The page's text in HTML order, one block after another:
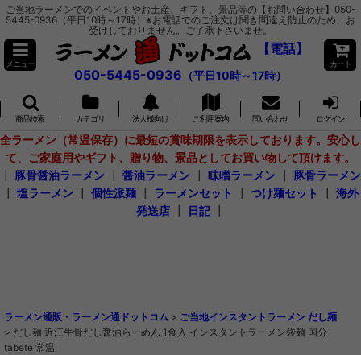
ご当地ラーメンでのイベントやお土産、ギフト、景品等の【お問い合わせ】050-
5445-0936（平日10時～17時）※お電話でのご注文は聞き間違え防止のため、お
受けしておりません。ご了承下さいませ。
メニュー
【電話】
050-5445-0936 （平日10時～17時）
カート
商品検索 カテゴリ 法人様向け ご利用案内 問い合わせ ログイン
全ラーメン（常温保存）に最短の賞味期限を表示しております。安心し
て、ご家庭用やギフト、贈り物、景品としてお買い物して頂けます。
豚骨醤油ラーメン 醤油ラーメン 味噌ラーメン
豚骨ラーメン
塩ラーメン 個性派麺 ラーメンセット つけ麺セット
海外
発送店
日記┃
ラーメン通販・ラーメン通ドットコム > ご当地インスタントラーメン だし麺
> だし麺 近江牛骨だし醤油らーめん 1食入 インスタントラーメン袋麺 国分
tabete 常温